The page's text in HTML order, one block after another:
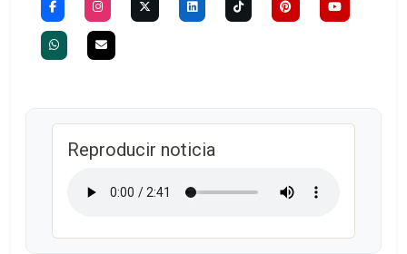
Reproducir noticia